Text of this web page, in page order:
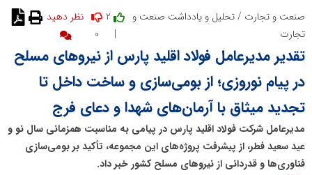
صنعت و تجارت / تحلیل و یادداشت صنعت و
تجارت
2
|
0
نظر دهید
تقدیر مدیرعامل فولاد اقلید پارس از نیروهای مسلح
در پیام نوروزی؛ از بومی‌سازی و ساخت داخل تا
تجدید میثاق با آرمان‌های شهدا و دعای فرج
مدیرعامل شرکت فولاد اقلید پارس در پیامی به مناسبت همزمانی سال نو و
عید سعید فطر، از پیشرفت پروژه‌های این مجموعه، تأکید بر بومی‌سازی
فناوری‌ها و قدردانی از نیروهای مسلح کشور خبر داد.